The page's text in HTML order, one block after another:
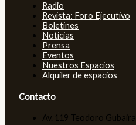
Radio
Revista: Foro Ejecutivo
Boletines
Noticias
Prensa
Eventos
Nuestros Espacios
Alquiler de espacios
Contacto
Av. 119 Teodoro Gubaira,